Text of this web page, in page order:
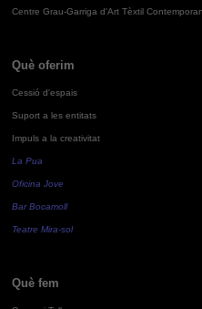
Centre Grau-Garriga d'Art Tèxtil
Què oferim
Cessió d'espais
Suport a les entitats
Impuls a la creativitat
La Pua
Oficina Jove
Bar Bocamoll
Teatre Mira-sol
Què fem